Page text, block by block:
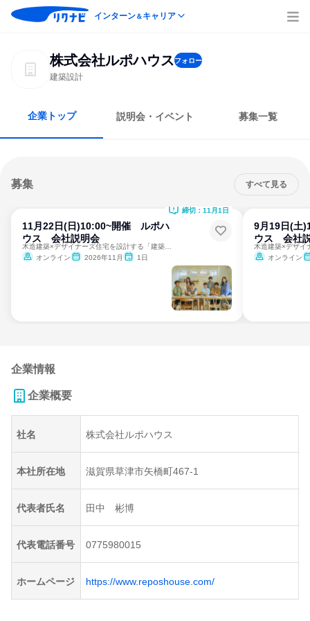
インターン＆キャリア
株式会社ルポハウスフォロー
建築設計
企業トップ 説明会・イベント 募集一覧
募集 すべて見る
11月22日(日)10:00~開催 ルポハ
ウス 会社説明会
オンライン
2026年11月 1日
締切：11月1日
9月19日(土
ウス 会社
オンライン
企業情報
企業概要
社名 株式会社ルポハウス
本社所在地 滋賀県草津市矢橋町467-1
代表者氏名 田中 彬博
代表電話番号 0775980015
ホームページ https://www.reposhouse.com/